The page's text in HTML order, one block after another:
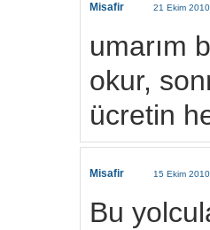
Misafir 21 Ekim
umarım
okur,
ücretin
Misafir 15 Ekim
Bu